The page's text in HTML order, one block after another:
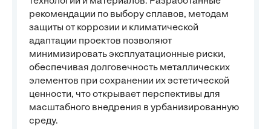
рекомендации по выбору сплавов, методам
защиты от коррозии и климатической
адаптации проектов позволяют
минимизировать эксплуатационные риски,
обеспечивая долговечность металлических
элементов при сохранении их эстетической
ценности, что открывает перспективы для
масштабного внедрения в урбанизированную
среду.